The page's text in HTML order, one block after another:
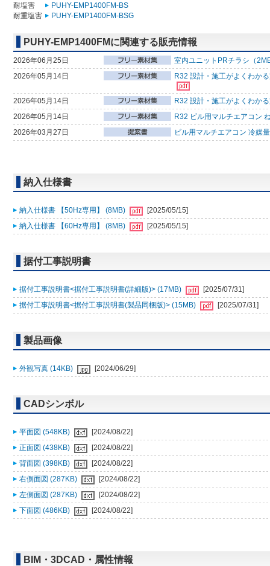
耐塩害
PUHY-EMP1400FM-BS
耐重塩害
PUHY-EMP1400FM-BSG
PUHY-EMP1400FMに関連する販売情報
2026年06月25日
室内ユニットPRチラシ（
2026年05月14日
R32 設計・施工がよくわか
2026年05月14日
R32 設計・施工がよくわか
2026年05月14日
R32 ビル用マルチエアコン
2026年03月27日
ビル用マルチエアコン 冷媒
納入仕様書
納入仕様書 【50Hz専用】 (8MB)
[2025/05/15]
納入仕様書 【60Hz専用】 (8MB)
[2025/05/15]
据付工事説明書
据付工事説明書<据付工事説明書(詳細版)> (17MB)
[2025/07/31]
据付工事説明書<据付工事説明書(製品同梱版)> (15MB)
[2025/07/31]
製品画像
外観写真 (14KB) [2024/06/29]
CADシンボル
平面図 (548KB)
[2024/08/22]
正面図 (438KB)
[2024/08/22]
背面図 (398KB)
[2024/08/22]
右側面図 (287KB)
[2024/08/22]
左側面図 (287KB)
[2024/08/22]
下面図 (486KB)
[2024/08/22]
BIM・3DCAD・属性情報